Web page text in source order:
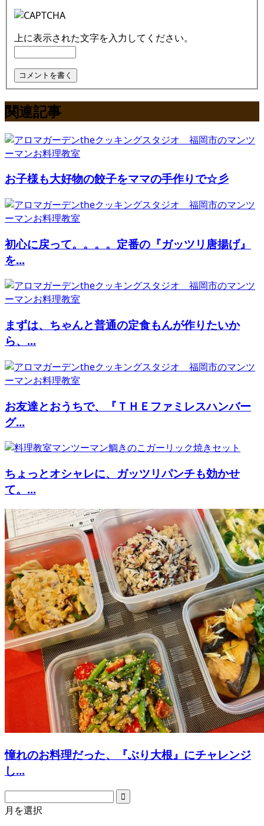
上に表示された文字を入力してください。
関連記事
お子様も大好物の餃子をママの手作りで☆彡
初心に戻って。。。。定番の『ガッツリ唐揚げ』
を...
まずは、ちゃんと普通の定食もんが作りたいか
ら、...
お友達とおうちで、『ＴＨＥファミレスハンバー
グ...
ちょっとオシャレに、ガッツリパンチも効かせ
て。...
憧れのお料理だった、『ぶり大根』にチャレンジ
し...
月を選択